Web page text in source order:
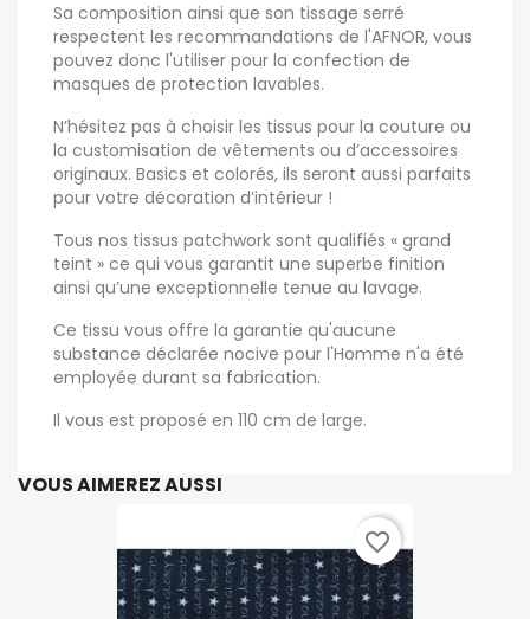
Sa composition ainsi que son tissage serré
respectent les recommandations de l'AFNOR, vous
pouvez donc l'utiliser pour la confection de
masques de protection lavables.
N’hésitez pas à choisir les tissus pour la couture ou
la customisation de vêtements ou d’accessoires
originaux. Basics et colorés, ils seront aussi parfaits
pour votre décoration d’intérieur !
Tous nos tissus patchwork sont qualifiés « grand
teint » ce qui vous garantit une superbe finition
ainsi qu’une exceptionnelle tenue au lavage.
Ce tissu vous offre la garantie qu'aucune
substance déclarée nocive pour l'Homme n'a été
employée durant sa fabrication.
Il vous est proposé en 110 cm de large.
VOUS AIMEREZ AUSSI
favorite_border